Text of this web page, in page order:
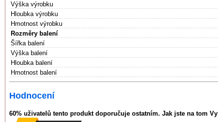
Výška výrobku
Hloubka výrobku
Hmotnost výrobku
Rozměry balení
Šířka balení
Výška balení
Hloubka balení
Hmotnost balení
Hodnocení
60% uživatelů tento produkt doporučuje ostatním. Jak jste na tom